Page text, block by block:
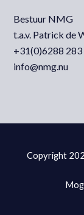
Bestuur NMG
t.a.v. Patrick de
+31(0)6288 283
info@nmg.nu
Copyright